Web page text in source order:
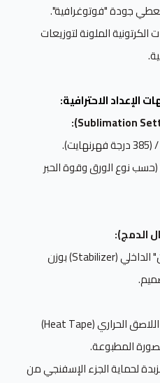
تعطي جودة "فوتوغرافية".
الملونة لتوزيعات
الإعداد الاحترافية:
بين 40 إلى 60 ثانية (حسب نوع الورق وقوة الحبر
الدمج):
استخدم "الفازلين" الداخلي (Stabilizer) بوزن
ثبّت ورقة الطباعة جيداً باستخدام اللاصق الحراري (Heat Tape)
المطبوعة.
لحماية الجزء الإسفنجي من